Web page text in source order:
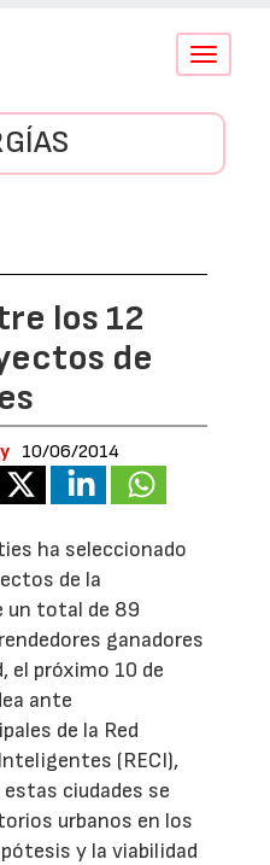
Conmutar
los 12
de
10/06/2014
ha seleccionado
de la
un total de 89
ganadores
el próximo 10 de
ante
de la Red
(RECI),
ciudades se
urbanos en los
y la viabilidad